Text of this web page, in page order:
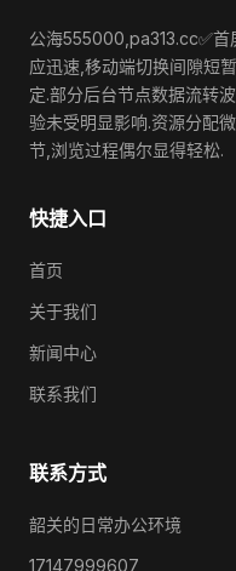
公海555000,pa313.cc✅首
应迅速,移动端切换间隙短
定.部分后台节点数据流转
验未受明显影响.资源分配
节,浏览过程偶尔显得轻松.
快捷入口
首页
关于我们
新闻中心
联系我们
联系方式
韶关的日常办公环境
17147999607